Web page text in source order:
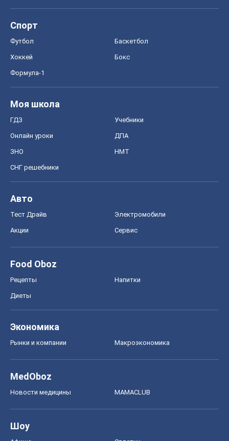
Спорт
Футбол Баскетбол
Хоккей Бокс
Формула-1
Моя школа
ГДЗ Учебники
Онлайн уроки ДПА
ЗНО НМТ
СНГ решебники
Авто
Тест Драйв Электромобили
Акции Сервис
Food Oboz
Рецепты Напитки
Диеты
Экономика
Рынки и компании Mакроэкономика
MedOboz
Новости медицины MAMACLUB
Шоу